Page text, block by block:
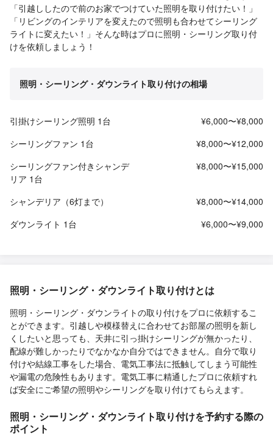
「引越ししたので前のお家でつけていた照明を取り付けたい！」
「リビングのインテリアを変えたので照明も合わせてシーリング
ライトに変えたい！」そんな時はプロに照明・シーリング取り付
けを依頼しましょう！
照明・シーリング・ダウンライト取り付けの相場
引掛けシーリング照明 1台
¥6,000〜¥8,000
シーリングファン 1台
¥8,000〜¥12,000
シーリングファン付きシャンデ
リア 1台
¥8,000〜¥15,000
シャンデリア（6灯まで）
¥8,000〜¥14,000
ダウンライト 1台
¥6,000〜¥9,000
照明・シーリング・ダウンライト取り付けとは
照明・シーリング・ダウンライトの取り付けをプロに依頼するこ
とができます。引越しや模様替えに合わせてお部屋の照明を新し
くしたいと思っても、天井に引っ掛けシーリングが無かったり、
配線が難しかったりでなかなか自分ではできません。自分で取り
付けや結線工事をした場合、電気工事法に抵触してしまう可能性
や漏電の危険性もあります。電気工事に精通したプロに依頼すれ
ば安全にご希望の照明やシーリングを取り付けてもらえます。
照明・シーリング・ダウンライト取り付けを予約する際の
ポイント